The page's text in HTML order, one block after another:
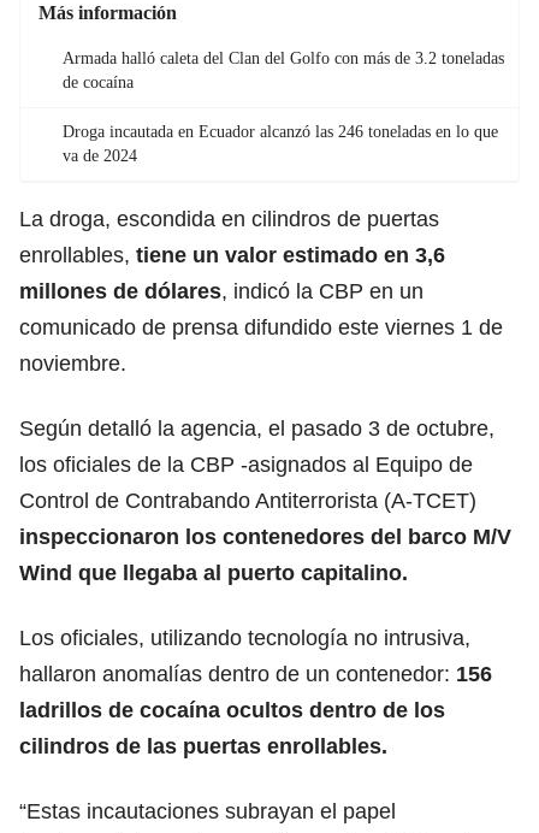
Más información
Armada halló caleta del Clan del Golfo con más de 3.2 toneladas
de cocaína
Droga incautada en Ecuador alcanzó las 246 toneladas en lo que
va de 2024
La droga, escondida en cilindros de puertas
enrollables, tiene un valor estimado en 3,6
millones de dólares, indicó la CBP en un
comunicado de prensa difundido este viernes 1 de
noviembre.
Según detalló la agencia, el pasado 3 de octubre,
los oficiales de la CBP -asignados al Equipo de
Control de Contrabando Antiterrorista (A-TCET)
inspeccionaron los contenedores del barco M/V
Wind que llegaba al puerto capitalino.
Los oficiales, utilizando tecnología no intrusiva,
hallaron anomalías dentro de un contenedor: 156
ladrillos de cocaína ocultos dentro de los
cilindros de las puertas enrollables.
“Estas incautaciones subrayan el papel